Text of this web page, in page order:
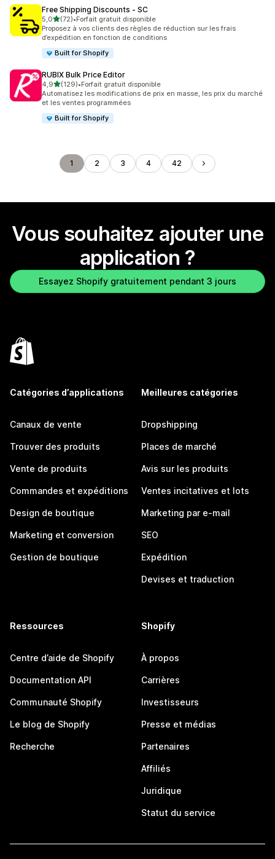
Free Shipping Discounts ‑ SC
5,0étoile(s) sur 5
(72)
72 avis au total
•Forfait gratuit disponible
Proposez à vos clients des règles de réduction sur les frais
d’expédition en fonction de conditions
Built for Shopify
RUBIX Bulk Price Editor
4,9étoile(s) sur 5
(129)
129 avis au total
•Forfait gratuit disponible
Automatisez les modifications de prix en masse, les prix du marché
et les ventes programmées
Built for Shopify
1 2 3 4 42
Vous souhaitez ajouter une
application ?
Essayez Shopify gratuitement pendant 3 jours
Catégories d’applications
Canaux de vente
Trouver des produits
Vente de produits
Commandes et expéditions
Design de boutique
Marketing et conversion
Gestion de boutique
Meilleures catégories
Dropshipping
Places de marché
Avis sur les produits
Ventes incitatives et lots
Marketing par e-mail
SEO
Expédition
Devises et traduction
Ressources
Centre d’aide de Shopify
Documentation API
Communauté Shopify
Le blog de Shopify
Recherche
Shopify
À propos
Carrières
Investisseurs
Presse et médias
Partenaires
Affiliés
Juridique
Statut du service